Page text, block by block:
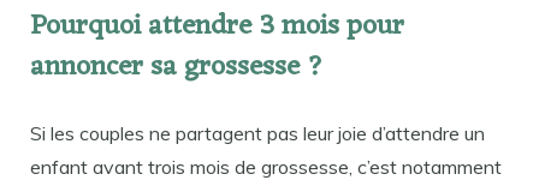
Pourquoi attendre 3 mois pour
annoncer sa grossesse ?
Si les couples ne partagent pas leur joie d’attendre un
enfant avant trois mois de grossesse, c’est notamment